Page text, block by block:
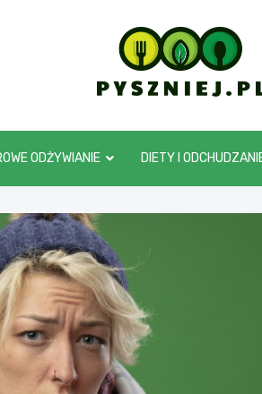
pyszniej.pl
ODŻYWIANIE DIETY I